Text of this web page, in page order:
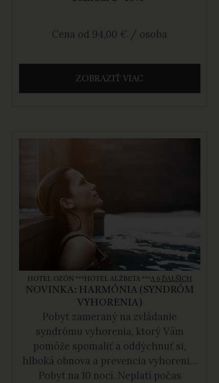
Cena od 94,00 € / osoba
ZOBRAZIŤ VIAC
HOTEL OZÓN ***HOTEL ALŽBETA ***A 6 ĎALŠÍCH
NOVINKA: HARMÓNIA (SYNDRÓM
VYHORENIA)
Pobyt zameraný na zvládanie
syndrómu vyhorenia, ktorý Vám
pomôže spomaliť a oddýchnuť si,
hlboká obnova a prevencia vyhorenia.
Pobyt na 10 nocí. Neplatí počas